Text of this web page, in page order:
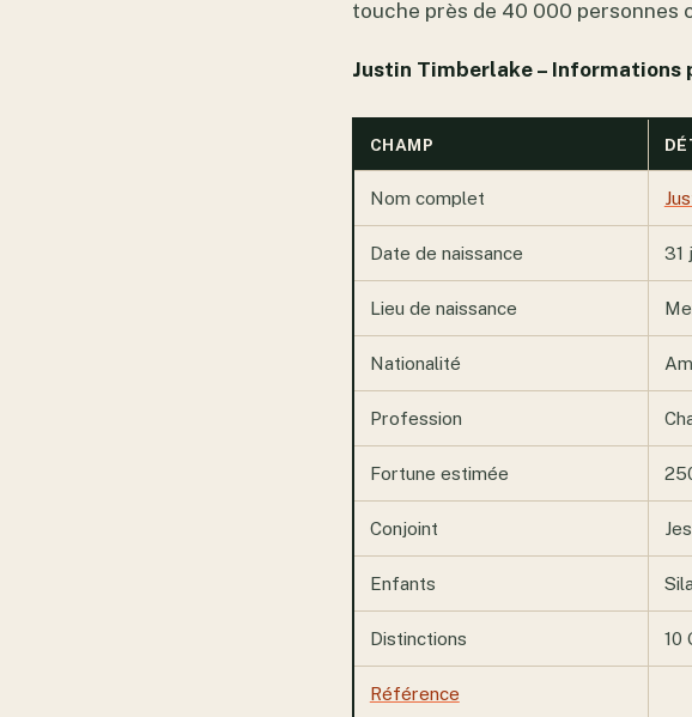
touche près de 40 000 personnes
Justin Timberlake –
CHAMP
Nom complet
Date de naissance 31
Lieu de naissance
Nationalité
Profession
Fortune estimée
Conjoint
Enfants
Distinctions 10
Référence